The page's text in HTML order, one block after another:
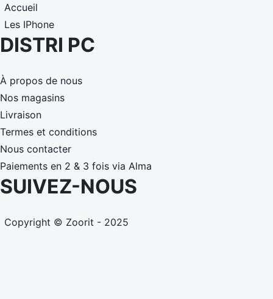
Accueil
Les IPhone
DISTRI PC
À propos de nous
Nos magasins
Livraison
Termes et conditions
Nous contacter
Paiements en 2 & 3 fois via Alma
SUIVEZ-NOUS
Copyright © Zoorit - 2025